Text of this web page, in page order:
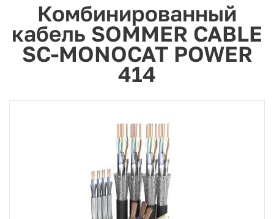
Комбинированный
кабель SOMMER CABLE
SC-MONOCAT POWER
414